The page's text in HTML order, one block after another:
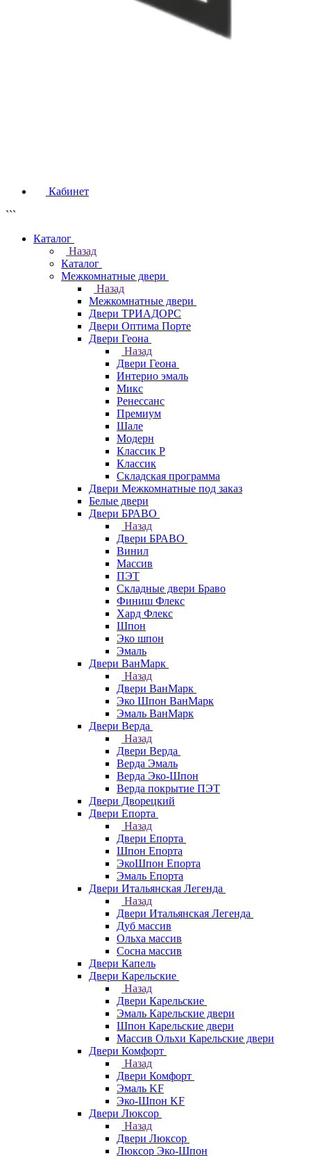
Кабинет
```
Каталог
Назад
Каталог
Межкомнатные двери
Назад
Межкомнатные двери
Двери ТРИАДОРС
Двери Оптима Порте
Двери Геона
Назад
Двери Геона
Интерио эмаль
Микс
Ренессанс
Премиум
Шале
Модерн
Классик Р
Классик
Складская программа
Двери Межкомнатные под заказ
Белые двери
Двери БРАВО
Назад
Двери БРАВО
Винил
Массив
ПЭТ
Складные двери Браво
Финиш Флекс
Хард Флекс
Шпон
Эко шпон
Эмаль
Двери ВанМарк
Назад
Двери ВанМарк
Эко Шпон ВанМарк
Эмаль ВанМарк
Двери Верда
Назад
Двери Верда
Верда Эмаль
Верда Эко-Шпон
Верда покрытие ПЭТ
Двери Дворецкий
Двери Епорта
Назад
Двери Епорта
Шпон Епорта
ЭкоШпон Епорта
Эмаль Епорта
Двери Итальянская Легенда
Назад
Двери Итальянская Легенда
Дуб массив
Ольха массив
Сосна массив
Двери Капель
Двери Карельские
Назад
Двери Карельские
Эмаль Карельские двери
Шпон Карельские двери
Массив Ольхи Карельские двери
Двери Комфорт
Назад
Двери Комфорт
Эмаль KF
Эко-Шпон KF
Двери Люксор
Назад
Двери Люксор
Люксор Эко-Шпон